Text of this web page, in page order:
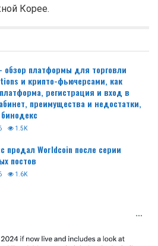
Корее.
обзор платформы для торговли
и крипто-фьючерсами, как
регистрация и вход в
преимущества и недостатки,
1.5K
продал Worldcoin после серии
постов
1.6K